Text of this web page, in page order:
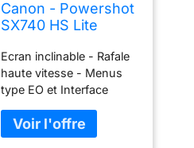
Canon - Powershot
SX740 HS Lite
Photo numérique
Compact - Noir
Ecran inclinable - Rafale
haute vitesse - Menus
type EO et Interface
4K - Zoom 40x - Wi-Fi/
Bluetooth New Travel